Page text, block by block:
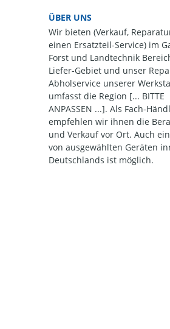
ÜBER UNS
Wir bieten (Verkauf,
einen Ersatzteil-Service) im
Forst und Landtechnik
Liefer-Gebiet und unser
Abholservice unserer
umfasst die Region [... BITTE
ANPASSEN ...]. Als Fach-
empfehlen wir ihnen die
und Verkauf vor Ort. Auch
von ausgewählten Geräten
Deutschlands ist möglich.